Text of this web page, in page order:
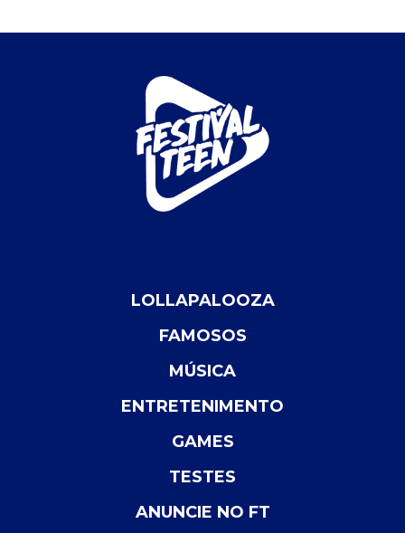
LOLLAPALOOZA
FAMOSOS
MÚSICA
ENTRETENIMENTO
GAMES
TESTES
ANUNCIE NO FT